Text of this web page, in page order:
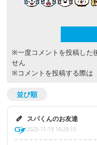
※一度コメントを投稿した
せん
※コメントを投稿する際は
並び順
スパくんのお友達
2025-11-19 16:28:10